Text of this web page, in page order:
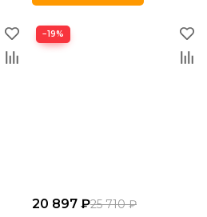
−19%
20 897 ₽25 710 ₽